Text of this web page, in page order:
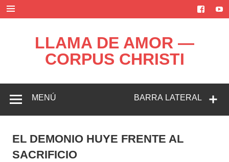
contenido
LLAMA DE AMOR —
CORPUS CHRISTI
BARRA LATERAL
MENÚ
EL DEMONIO HUYE FRENTE AL
SACRIFICIO